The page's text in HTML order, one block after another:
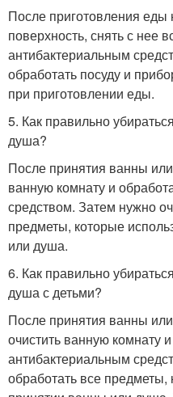
После приготовления еды
поверхность, снять с нее
антибактериальным
обработать посуду и
при приготовлении еды.
5. Как правильно
душа?
После принятия ванны
ванную комнату и
средством. Затем нужно
предметы, которые
или душа.
6. Как правильно
душа с детьми?
После принятия ванны
очистить ванную комнату
антибактериальным
обработать все предметы,